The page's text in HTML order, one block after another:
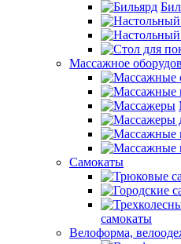
Массажное
Самокаты
самокаты
Велоформа,